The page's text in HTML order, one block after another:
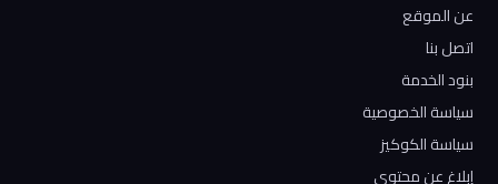
عن الموقع
اتصل بنا
بنود الخدمة
سياسة الخصوصية
سياسة الكوكيز
إبلاغ عن محتوى